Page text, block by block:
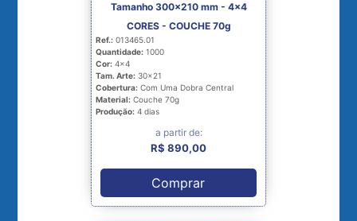
Tamanho 300x210 mm - 4x4
CORES - COUCHE 70g
Ref.: 013465.01
Quantidade: 1000
Cor: 4x4
Tam. Arte: 30x21
Cobertura: Com Uma Dobra Central
Material: Couche 70g
Produção: 4 dias
a partir de:
R$ 890,00
Comprar